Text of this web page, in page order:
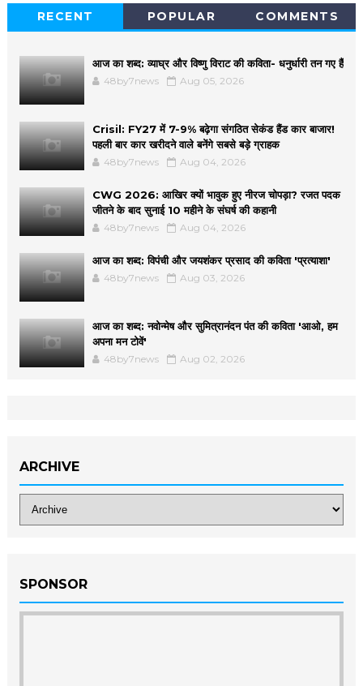
RECENT POPULAR COMMENTS
आज का शब्द: व्याघ्र और विष्णु विराट की कविता- धनुर्धारी तन गए हैं
48by7news Aug 05, 2026
Crisil: FY27 में 7-9% बढ़ेगा संगठित सेकंड हैंड कार बाजार!
पहली बार कार खरीदने वाले बनेंगे सबसे बड़े ग्राहक
48by7news Aug 04, 2026
CWG 2026: आखिर क्यों भावुक हुए नीरज चोपड़ा? रजत पदक
जीतने के बाद सुनाई 10 महीने के संघर्ष की कहानी
48by7news Aug 04, 2026
आज का शब्द: विपंची और जयशंकर प्रसाद की कविता 'प्रत्याशा'
48by7news Aug 03, 2026
आज का शब्द: नवोन्मेष और सुमित्रानंदन पंत की कविता 'आओ, हम
अपना मन टोवें'
48by7news Aug 02, 2026
ARCHIVE
SPONSOR